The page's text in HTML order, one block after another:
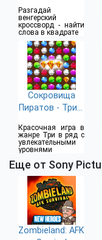
Разгадай
венгерский
кроссворд - найти
слова в квадрате
Сокровища
Пиратов - Три в
Красочная игра в
жанре Три в ряд с
увлекательными
уровнями
Еще от Sony
Zombieland: AFK